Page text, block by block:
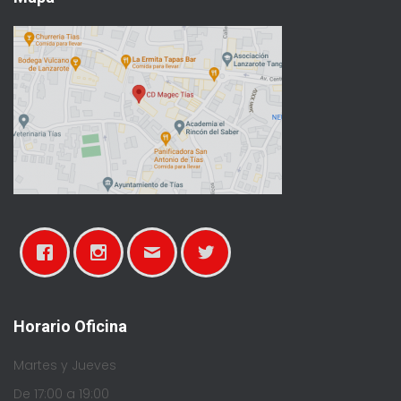
Horario Oficina
Martes y Jueves
De 17:00 a 19:00